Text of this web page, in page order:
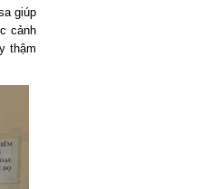
giúp
cảnh
thậm